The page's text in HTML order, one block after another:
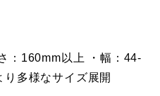
：160mm以上 ・幅：44-
多様なサイズ展開